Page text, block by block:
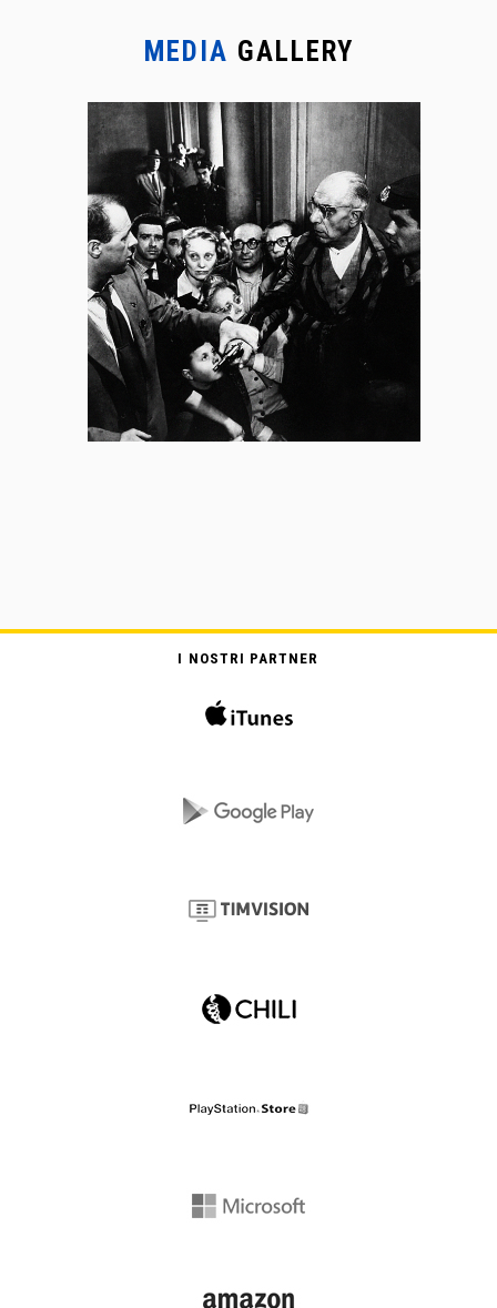
MEDIA GALLERY
I NOSTRI PARTNER